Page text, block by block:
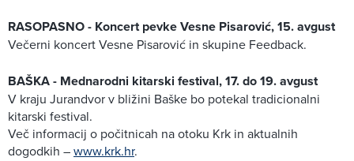
RASOPASNO - Koncert pevke Vesne Pisarović, 15. avgust
Večerni koncert Vesne Pisarović in skupine Feedback.
BAŠKA - Mednarodni kitarski festival, 17. do 19. avgust
V kraju Jurandvor v bližini Baške bo potekal tradicionalni
kitarski festival.
Več informacij o počitnicah na otoku Krk in aktualnih
dogodkih –www.krk.hr.